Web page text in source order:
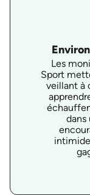
Les
Sport
veillant à
dans